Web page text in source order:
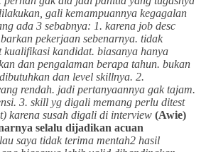
gali kemampuannya kegagalan
ada 3 sebabnya: 1. karena job desc
pekerjaan sebenarnya. tidak
kualifikasi kandidat. biasanya hanya
dan pengalaman berapa tahun. bukan
dan level skillnya. 2.
rendah. jadi pertanyaannya gak tajam.
3. skill yg digali memang perlu ditest
karena susah digali di interview (Awie)
selalu dijadikan acuan
saya tidak terima mentah2 hasil